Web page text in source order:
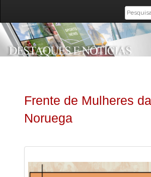
Caixa
de
pesquisa
Frente de Mulheres da
Noruega